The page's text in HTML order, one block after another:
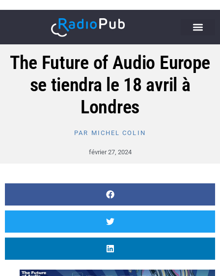
The Future of Audio Europe
se tiendra le 18 avril à
Londres
PAR MICHEL COLIN
février 27, 2024